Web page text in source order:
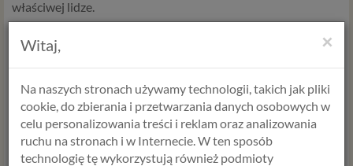
właściwej lidze.
wczesnego dzieciństwa, pokazuje bowiem, żeby zawsze
pokładać wiarę w sobie, wierzyć we własne możliwości, mieć
nadzieję, że dla każdego przyjdzie czas zwycięstwa.
Mieć kota na punkcie piłki
×
Witaj,
Na naszych stronach używamy technologii, takich jak pliki
cookie, do zbierania i przetwarzania danych osobowych w
celu personalizowania treści i reklam oraz analizowania
ruchu na stronach i w Internecie. W ten sposób
technologię tę wykorzystują również podmioty